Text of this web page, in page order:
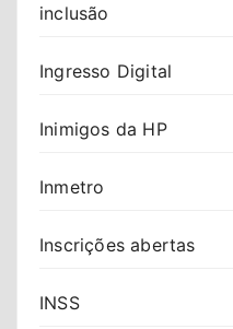
inclusão
Ingresso Digital
Inimigos da HP
Inmetro
Inscrições abertas
INSS